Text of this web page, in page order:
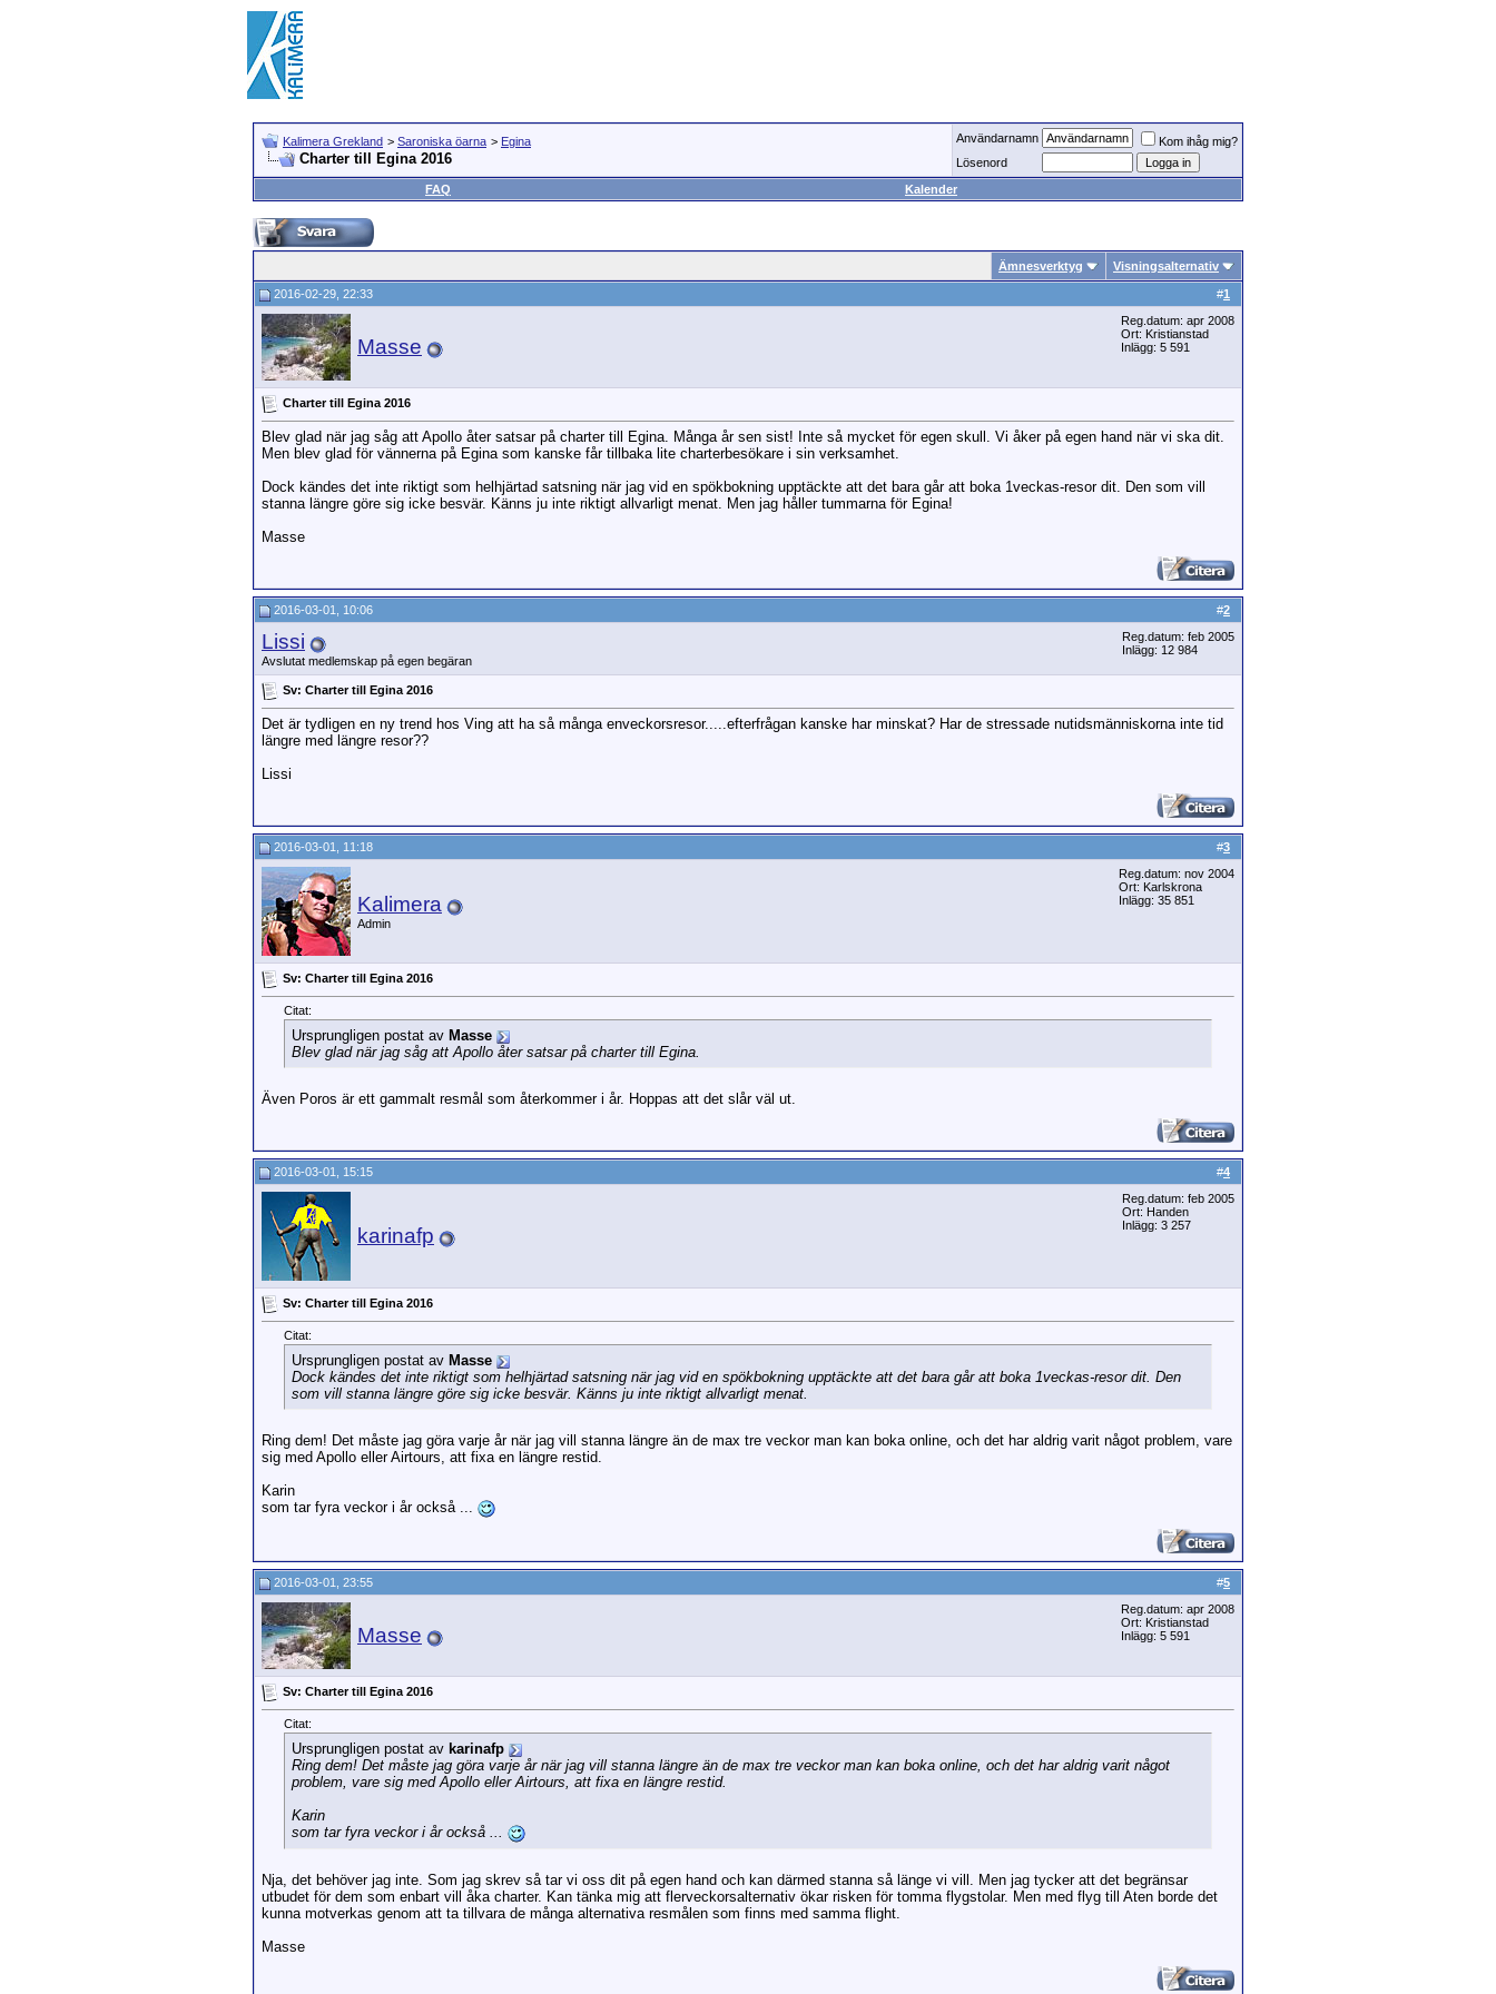
Kalimera Grekland > Saroniska öarna > Egina
Charter till Egina 2016
Användarnamn
Kom ihåg mig?
Lösenord
FAQ
Kalender
Ämnesverktyg Visningsalternativ
#1
2016-02-29, 22:33
Masse
Reg.datum: apr 2008
Ort: Kristianstad
Inlägg: 5 591
Charter till Egina 2016
Blev glad när jag såg att Apollo åter satsar på charter till Egina. Många år sen sist! Inte så mycket för egen skull. Vi åker på egen hand när vi ska dit.
Men blev glad för vännerna på Egina som kanske får tillbaka lite charterbesökare i sin verksamhet.
Dock kändes det inte riktigt som helhjärtad satsning när jag vid en spökbokning upptäckte att det bara går att boka 1veckas-resor dit. Den som vill
stanna längre göre sig icke besvär. Känns ju inte riktigt allvarligt menat. Men jag håller tummarna för Egina!
Masse
#2
2016-03-01, 10:06
Lissi
Avslutat medlemskap på egen begäran
Reg.datum: feb 2005
Inlägg: 12 984
Sv: Charter till Egina 2016
Det är tydligen en ny trend hos Ving att ha så många enveckorsresor.....efterfrågan kanske har minskat? Har de stressade nutidsmänniskorna inte tid
längre med längre resor??
Lissi
#3
2016-03-01, 11:18
Kalimera
Admin
Reg.datum: nov 2004
Ort: Karlskrona
Inlägg: 35 851
Sv: Charter till Egina 2016
Citat:
Ursprungligen postat av Masse
Blev glad när jag såg att Apollo åter satsar på charter till Egina.
Även Poros är ett gammalt resmål som återkommer i år. Hoppas att det slår väl ut.
#4
2016-03-01, 15:15
karinafp
Reg.datum: feb 2005
Ort: Handen
Inlägg: 3 257
Sv: Charter till Egina 2016
Citat:
Ursprungligen postat av Masse
Dock kändes det inte riktigt som helhjärtad satsning när jag vid en spökbokning upptäckte att det bara går att boka 1veckas-resor dit. Den
som vill stanna längre göre sig icke besvär. Känns ju inte riktigt allvarligt menat.
Ring dem! Det måste jag göra varje år när jag vill stanna längre än de max tre veckor man kan boka online, och det har aldrig varit något problem, vare
sig med Apollo eller Airtours, att fixa en längre restid.
Karin
som tar fyra veckor i år också ...
#5
2016-03-01, 23:55
Masse
Reg.datum: apr 2008
Ort: Kristianstad
Inlägg: 5 591
Sv: Charter till Egina 2016
Citat:
Ursprungligen postat av karinafp
Ring dem! Det måste jag göra varje år när jag vill stanna längre än de max tre veckor man kan boka online, och det har aldrig varit något
problem, vare sig med Apollo eller Airtours, att fixa en längre restid.
Karin
som tar fyra veckor i år också ...
Nja, det behöver jag inte. Som jag skrev så tar vi oss dit på egen hand och kan därmed stanna så länge vi vill. Men jag tycker att det begränsar
utbudet för dem som enbart vill åka charter. Kan tänka mig att flerveckorsalternativ ökar risken för tomma flygstolar. Men med flyg till Aten borde det
kunna motverkas genom att ta tillvara de många alternativa resmålen som finns med samma flight.
Masse